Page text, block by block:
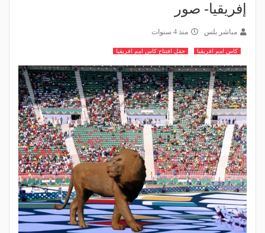
إفريقيا- صور
مباشر بلس منذ 4 سنوات
كاس امم افريقيا حفل افتتاح كاس امم افريقيا